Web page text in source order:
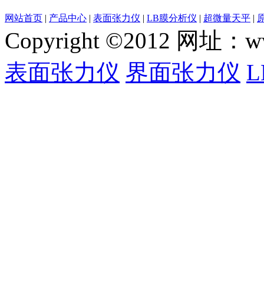
网站首页 | 产品中心 | 表面张力仪 | LB膜分析仪 | 超微量天平 |
Copyright ©2012 网址：
表面张力仪 界面张力仪